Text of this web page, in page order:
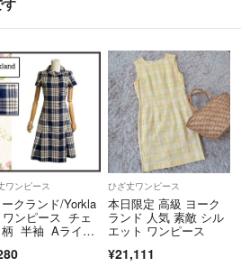
認を行っておりますが、重大な見落としが
ります。サイズが合わない、イメージが違
の返品はお受けしておりません。
が届いた場合
く異なる場合
す。
、返品受付後5日以内に当店に商品をご
合、初期不良等の場合でも対応いたしか
れた際に状態の確認をお願いいたしま
す
ワンピース
ークランド/Yorkla
ワンピース チェ
柄 半袖 Aライ
ひざ丈ワンピース
本日限定 高級 ヨーク
ランド 人気 素敵 シル
エット ワンピース
¥21,111